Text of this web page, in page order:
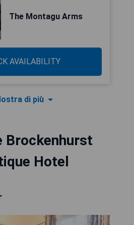
The Montagu Arms
AVAILABILITY
di più
Brockenhurst
Hotel